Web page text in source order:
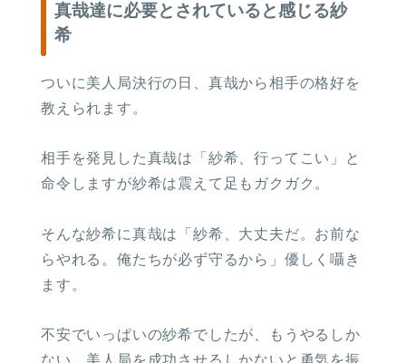
真哉達に必要とされていると感じる紗
希
ついに美人局決行の日、真哉から相手の格好を
教えられます。
相手を発見した真哉は「紗希、行ってこい」と
命令しますが紗希は震えて足もガクガク。
そんな紗希に真哉は「紗希、大丈夫だ。お前な
らやれる。俺たちが必ず守るから」優しく囁き
ます。
不安でいっぱいの紗希でしたが、もうやるしか
ない、美人局を成功させるしかないと勇気を振